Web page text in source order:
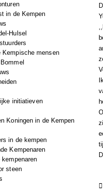
in de Kempen
Hulsel
Kempische mensen
initiatieven
Koningen in de Kempen
in de kempen
Kempenaren
steen
